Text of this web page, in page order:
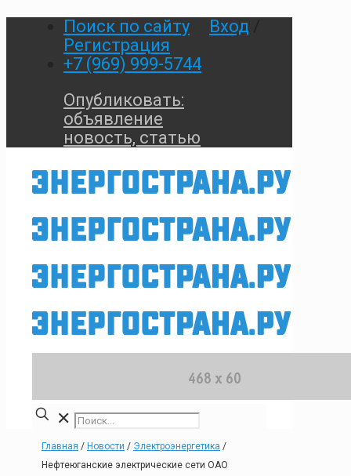
Поиск по сайту Вход
Регистрация
+7 (969) 999-5744
Опубликовать:
объявление
новость, статью
✕
Главная / Новости / Электроэнергетика /
Нефтеюганские электрические сети ОАО